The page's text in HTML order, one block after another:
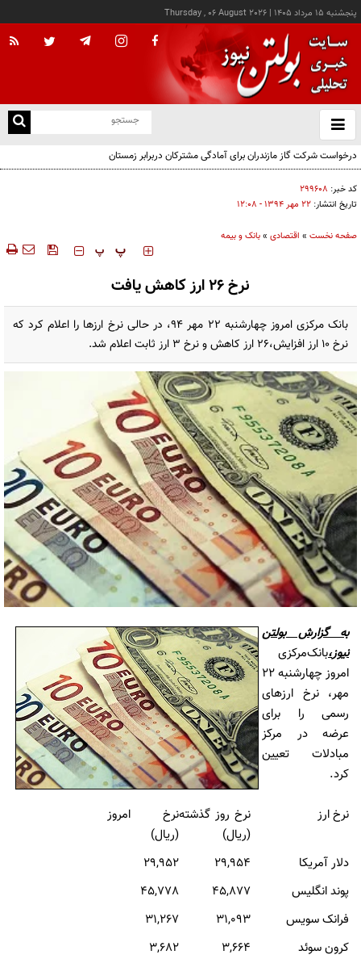
پنجشنبه ۱۵ مرداد ۱۴۰۵ |
Thursday , 06 August 2026
باز
و
کد خبر: ۲۹۹۶۰۸
تاریخ انتشار: ۲۲ مهر ۱۳۹۴ - ۱۲:۰۸
صفحه نخست » اقتصادی »بانک و بیمه
‍‍‍ پ پ
نرخ 26 ارز کاهش یافت
بانک مرکزی امروز چهارشنبه 22 مهر 94، در حالی نرخ ارزها را اعلام کرد که
نرخ 10 ارز افزایش،26 ارز کاهش و نرخ 3 ارز ثابت اعلام شد.
به گزارشبولتن
نیوز،بانک‌مرکزی
امروز چهارشنبه 22
مهر، نرخ ارزهای
رسمی را برای
عرضه در مرکز
مبادلات تعیین
کرد.
نرخ ارز
نرخ روز گذشته
(ریال)
نرخ امروز
(ریال)
دلار آمريکا
۲۹,۹۵4
۲۹,۹۵2
پوند انگليس
۴۵,877
۴۵,778
فرانک سويس
۳۱,093
۳۱,267
کرون سوئد
۳,۶64
۳,۶82